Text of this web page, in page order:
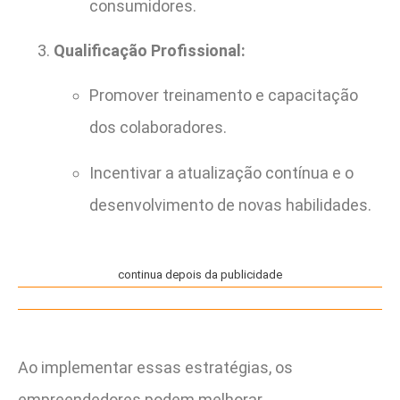
consumidores.
Qualificação Profissional:
Promover treinamento e capacitação
dos colaboradores.
Incentivar a atualização contínua e o
desenvolvimento de novas habilidades.
continua depois da publicidade
Ao implementar essas estratégias, os